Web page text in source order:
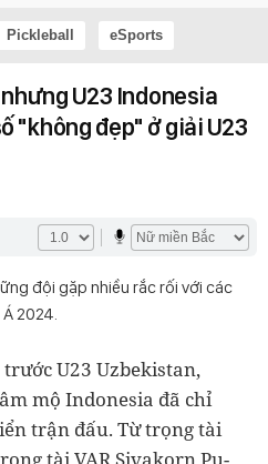
Pickleball eSports
U23 Indonesia
"không đẹp" ở giải U23
đội gặp nhiều rắc rối với các
2024.
U23 Uzbekistan,
mộ Indonesia đã chỉ
trận đấu. Từ trọng tài